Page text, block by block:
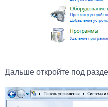
Дальше откройте под